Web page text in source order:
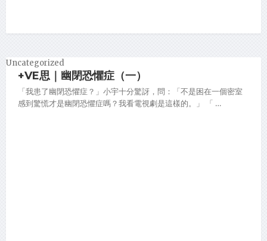
Uncategorized
+VE思｜幽閉恐懼症（一）
「我患了幽閉恐懼症？」小宇十分驚訝，問：「不是困在一個密室
感到驚慌才是幽閉恐懼症嗎？我看電視劇是這樣的。」 「 …